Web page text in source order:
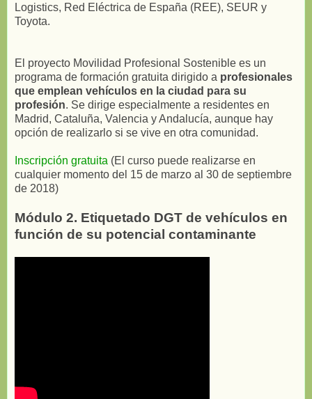
Logistics, Red Eléctrica de España (REE), SEUR y
Toyota.
El proyecto Movilidad Profesional Sostenible es un
programa de formación gratuita dirigido a profesionales
que emplean vehículos en la ciudad para su
profesión. Se dirige especialmente a residentes en
Madrid, Cataluña, Valencia y Andalucía, aunque hay
opción de realizarlo si se vive en otra comunidad.
Inscripción gratuita (El curso puede realizarse en
cualquier momento del 15 de marzo al 30 de septiembre
de 2018)
Módulo 2. Etiquetado DGT de vehículos en
función de su potencial contaminante